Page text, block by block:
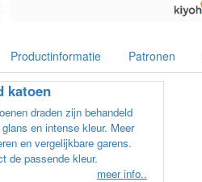
Productinformatie Patronen
katoen
draden zijn behandeld
en intense kleur. Meer
en vergelijkbare garens.
de passende kleur.
meer info..